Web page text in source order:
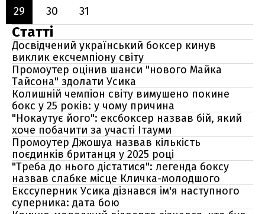
29
30 31
Статті
Досвідчений український боксер кинув
виклик ексчемпіону світу
Промоутер оцінив шанси "нового Майка
Тайсона" здолати Усика
Колишній чемпіон світу вимушено покине
бокс у 25 років: у чому причина
"Нокаутує його": ексбоксер назвав бій, який
хоче побачити за участі Ітауми
Промоутер Джошуа назвав кількість
поєдинків британця у 2025 році
"Треба до нього дістатися": легенда боксу
назвав слабке місце Кличка-молодшого
Екссуперник Усика дізнався ім'я наступного
суперника: дата бою